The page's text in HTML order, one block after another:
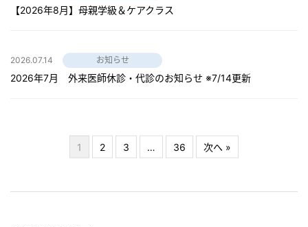
【2026年8月】母親学級＆ケアクラス
2026.07.14 お知らせ
2026年7月 外来医師休診・代診のお知らせ ※7/14更新
1 2 3 … 36 次へ »